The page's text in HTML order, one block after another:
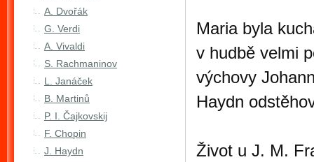
Maria byla
v hudbě velmi
výchovy
Haydn
Život u J. M.
A. Dvořák
G. Verdi
A. Vivaldi
S. Rachmaninov
L. Janáček
B. Martinů
P. I. Čajkovskij
F. Chopin
J. Haydn